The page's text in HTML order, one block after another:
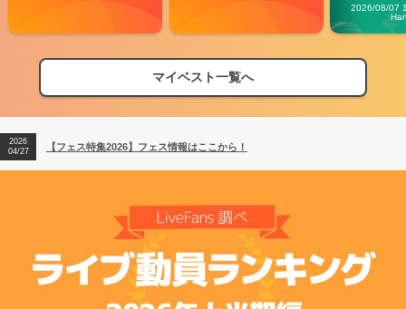
2026/08/07
マイベスト一覧へ
【フェス特集2026】フェス情報はここから！
【ライブ動員ランキング】2026年上半期編発表！
2026
04/27
【フェス特集2026】フェス情報はここから！
2026